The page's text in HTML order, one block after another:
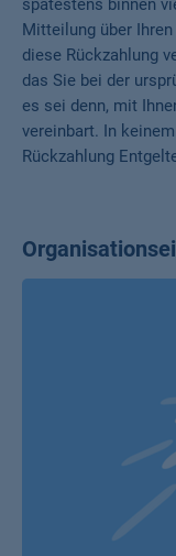
spätestens binnen
Mitteilung über
diese Rückzahlung
das Sie bei der
es sei denn, mit
vereinbart. In
Rückzahlung